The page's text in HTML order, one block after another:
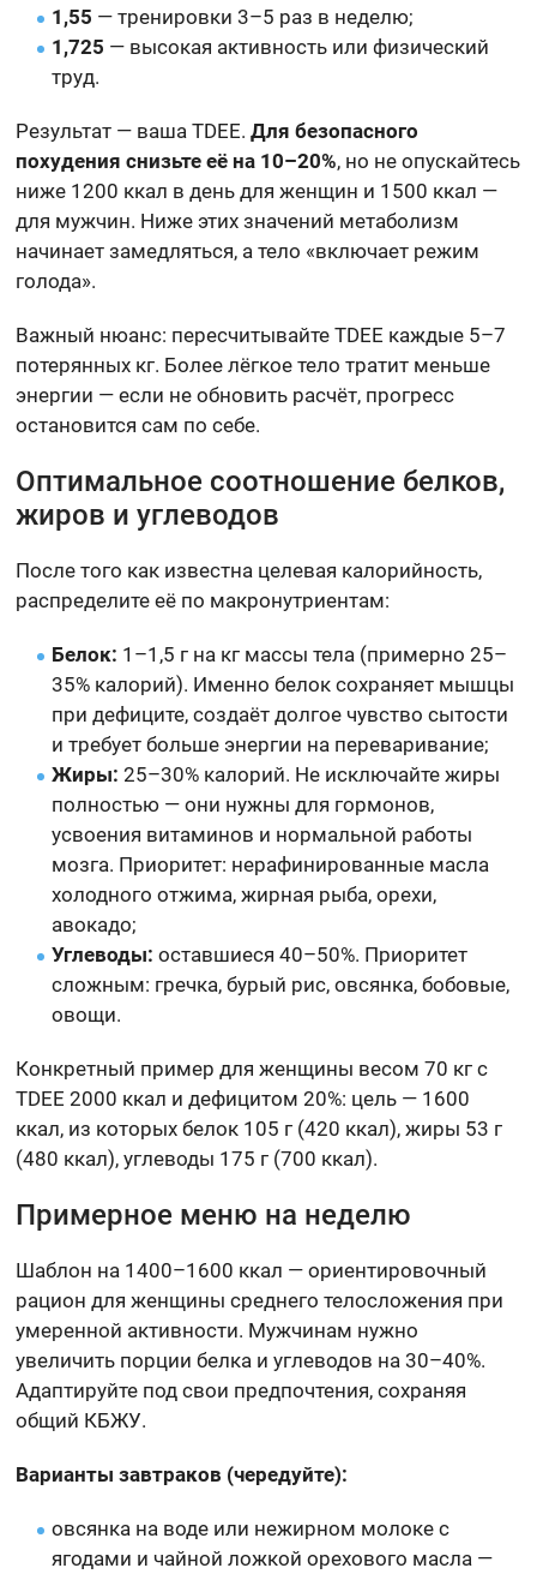
1,55 — тренировки 3–5 раз в неделю;
1,725 — высокая активность или физический
труд.
Результат — ваша TDEE.Для безопасного
похудения снизьте её на 10–20%, но не опускайтесь
ниже 1200 ккал в день для женщин и 1500 ккал —
для мужчин. Ниже этих значений метаболизм
начинает замедляться, а тело «включает режим
голода».
Важный нюанс: пересчитывайте TDEE каждые 5–7
потерянных кг. Более лёгкое тело тратит меньше
энергии — если не обновить расчёт, прогресс
остановится сам по себе.
Оптимальное соотношение белков,
жиров и углеводов
После того как известна целевая калорийность,
распределите её по макронутриентам:
Белок: 1–1,5 г на кг массы тела (примерно 25–
35% калорий). Именно белок сохраняет мышцы
при дефиците, создаёт долгое чувство сытости
и требует больше энергии на переваривание;
Жиры: 25–30% калорий. Не исключайте жиры
полностью — они нужны для гормонов,
усвоения витаминов и нормальной работы
мозга. Приоритет: нерафинированные масла
холодного отжима, жирная рыба, орехи,
авокадо;
Углеводы: оставшиеся 40–50%. Приоритет
сложным: гречка, бурый рис, овсянка, бобовые,
овощи.
Конкретный пример для женщины весом 70 кг с
TDEE 2000 ккал и дефицитом 20%: цель — 1600
ккал, из которых белок 105 г (420 ккал), жиры 53 г
(480 ккал), углеводы 175 г (700 ккал).
Примерное меню на неделю
Шаблон на 1400–1600 ккал — ориентировочный
рацион для женщины среднего телосложения при
умеренной активности. Мужчинам нужно
увеличить порции белка и углеводов на 30–40%.
Адаптируйте под свои предпочтения, сохраняя
общий КБЖУ.
Варианты завтраков (чередуйте):
овсянка на воде или нежирном молоке с
ягодами и чайной ложкой орехового масла —